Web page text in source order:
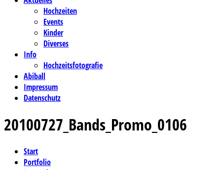
Hochzeiten
Events
Kinder
Diverses
Info
Hochzeitsfotografie
Abiball
Impressum
Datenschutz
20100727_Bands_Promo_0106
Start
Portfolio